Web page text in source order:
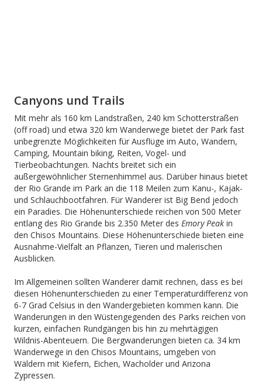
Canyons und Trails
Mit mehr als 160 km Landstraßen, 240 km Schotterstraßen
(off road) und etwa 320 km Wanderwege bietet der Park fast
unbegrenzte Möglichkeiten für Ausflüge im Auto, Wandern,
Camping, Mountain biking, Reiten, Vogel- und
Tierbeobachtungen. Nachts breitet sich ein
außergewöhnlicher Sternenhimmel aus. Darüber hinaus bietet
der Rio Grande im Park an die 118 Meilen zum Kanu-, Kajak-
und Schlauchbootfahren. Für Wanderer ist Big Bend jedoch
ein Paradies. Die Höhenunterschiede reichen von 500 Meter
entlang des Rio Grande bis 2.350 Meter des Emory Peak in
den Chisos Mountains. Diese Höhenunterschiede bieten eine
Ausnahme-Vielfalt an Pflanzen, Tieren und malerischen
Ausblicken.
Im Allgemeinen sollten Wanderer damit rechnen, dass es bei
diesen Höhenunterschieden zu einer Temperaturdifferenz von
6-7 Grad Celsius in den Wandergebieten kommen kann. Die
Wanderungen in den Wüstengegenden des Parks reichen von
kurzen, einfachen Rundgängen bis hin zu mehrtägigen
Wildnis-Abenteuern. Die Bergwanderungen bieten ca. 34 km
Wanderwege in den Chisos Mountains, umgeben von
Wäldern mit Kiefern, Eichen, Wacholder und Arizona
Zypressen.